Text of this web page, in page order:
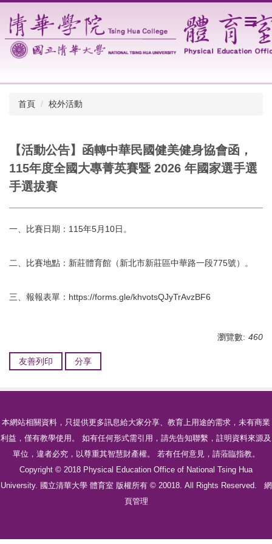
到
主
要
內
區
首頁
校外活動
【活動公告】函轉中華民國健美健身協會函，
115年度全國大專菁英賽暨 2026 年國家選手選
手選拔賽
一、比賽日期：115年5月10日。
二、比賽地點：新莊體育館（新北市新莊區中華路一段775號）。
三、報報表單：https://forms.gle/khvotsQJyTrAvzBF6
瀏覽數: 460
友善列印 分享
本網站相關資料，只提供更多訊息給大家分享、教育上用途的需求，未有商業
利益，僅有教學使用。 如有任何形式需引用，請先告知聯繫，註明資料來源及
單位，違者必究，以尊重其智慧財產權。 若有任何意見，請蒞臨指教。
Copyright © 2018 Physical Education Office of National Tsing Hua
University. 國立清華大學 體育室 版權所有 © 20018. All Rights Reserved. 網
頁管理